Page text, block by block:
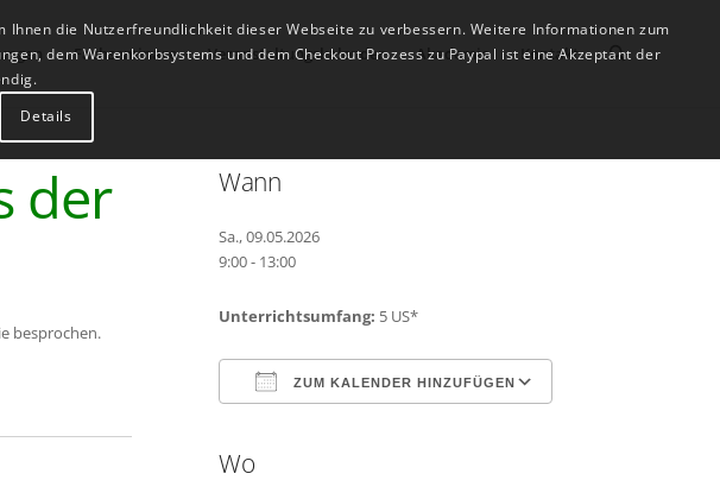
Fachseminare Veranstaltungskalender Akademie Kontakt
der
besprochen.
Wann
Sa., 09.05.2026
9:00 - 13:00
Unterrichtsumfang: 5 US*
ZUM KALENDER HINZUFÜGEN
Wo
die Nutzerfreundlichkeit dieser Webseite zu verbessern. Weitere Informationen zum
dem Warenkorbsystems und dem Checkout Prozess zu Paypal ist eine Akzeptant der
Details